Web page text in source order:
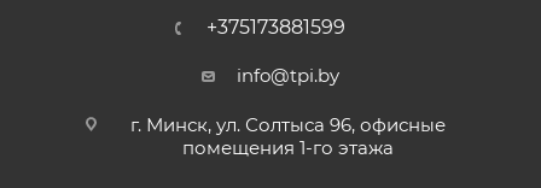
+375173881599
info@tpi.by
г. Минск, ул. Солтыса 96, офисные
помещения 1-го этажа